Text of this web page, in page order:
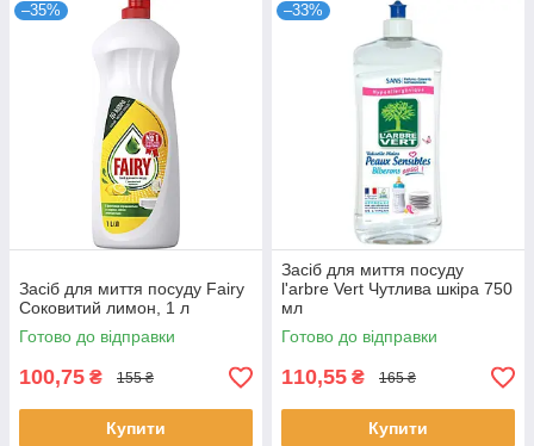
–35%
Засіб для миття посуду Fairy
Соковитий лимон, 1 л
Готово до відправки
100,75 ₴ 155 ₴
Купити
–33%
Засіб для миття посуду
l'arbre Vert Чутлива шкіра 750
мл
Готово до відправки
110,55 ₴ 165 ₴
Купити